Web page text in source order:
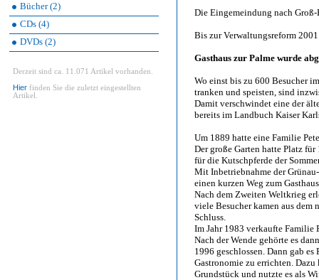
Bücher (2)
CDs (4)
DVDs (2)
Derzeit sind ca. 11.071 Artikel vorhanden.
Hier finden Sie die zuletzt eingestellten
Artikel.
Die Eingemeindung nach
Bis zur Verwaltungsreform
Gasthaus zur Palme wurde
Wo einst bis zu 600 Besucher
tranken und speisten, sind
Damit verschwindet eine der
bereits im Landbuch Kaiser
Um 1889 hatte eine Familie
Der große Garten hatte Platz
für die Kutschpferde der
Mit Inbetriebnahme der
einen kurzen Weg zum
Nach dem Zweiten Weltkrieg
viele Besucher kamen aus dem
Schluss.
Im Jahr 1983 verkaufte Familie
Nach der Wende gehörte es
1996 geschlossen. Dann gab
Gastronomie zu errichten.
Grundstück und nutzte es als